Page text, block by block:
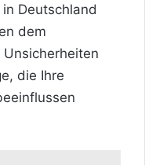
Deutschland
dem
die Ihre